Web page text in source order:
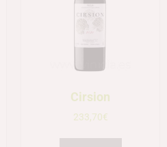
Cirsion
233,70€